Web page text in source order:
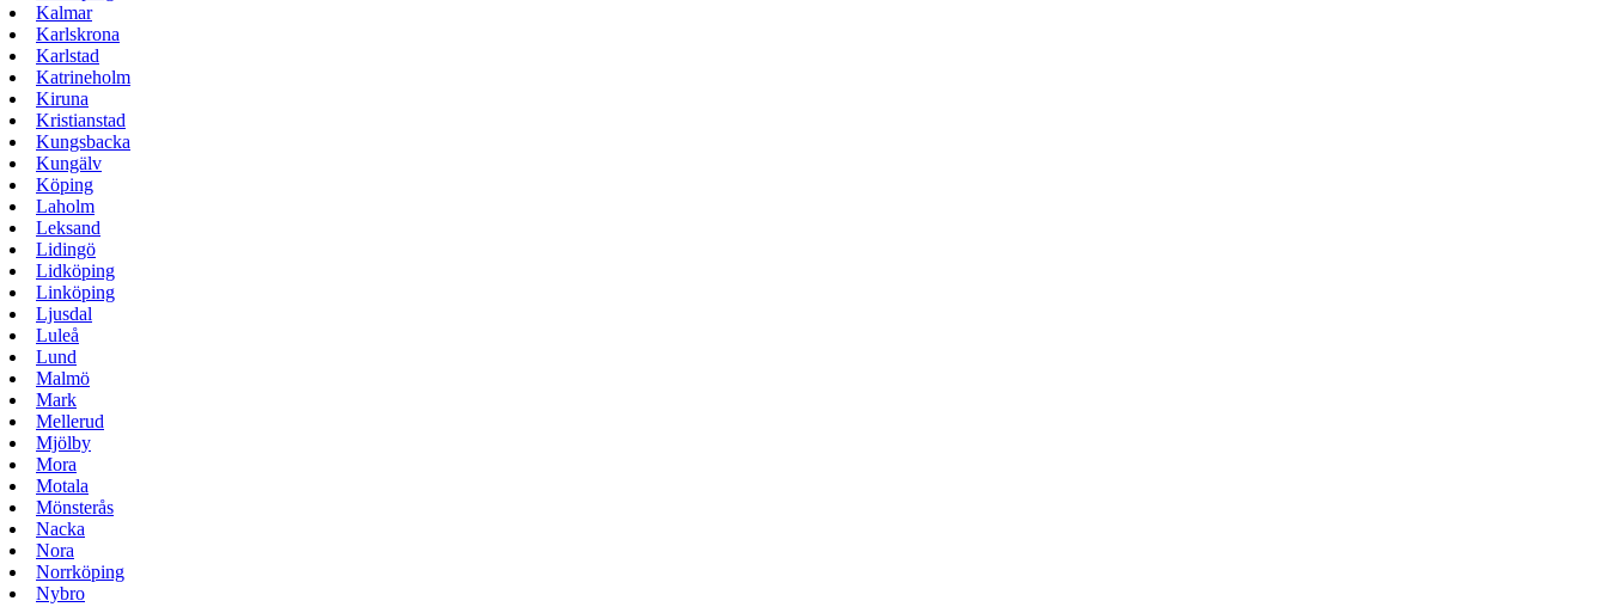
Kalmar
Karlskrona
Karlstad
Katrineholm
Kiruna
Kristianstad
Kungsbacka
Kungälv
Köping
Laholm
Leksand
Lidingö
Lidköping
Linköping
Ljusdal
Luleå
Lund
Malmö
Mark
Mellerud
Mjölby
Mora
Motala
Mönsterås
Nacka
Nora
Norrköping
Nybro